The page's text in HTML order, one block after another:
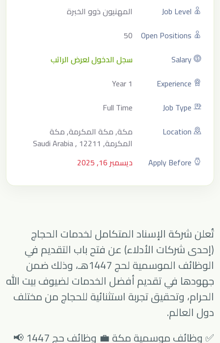
Job Level
المهنيون ذوو الخبرة
Open Positions
50
Salary
سجل الدخول لعرض الراتب
Experience
1 Year
Job Type
Full Time
Location
مكة, مكة المكرمة, مكة
المكرمة, Saudi Arabia , 12211
Apply Before
ديسمبر 16, 2025
تُعلن شركة الإسناد المتكامل لخدمات الحجاج
(إحدى شركات الأدلاء) عن فتح باب التقديم في
الوظائف الموسمية لحج 1447هـ، وذلك ضمن
جهودها في تقديم أفضل الخدمات لضيوف بيت الله
الحرام، وتحقيق تجربة استثنائية للحجاج من مختلف
دول العالم.
✅ وظائف موسمية مكة 💼 وظائف حج 1447 📢